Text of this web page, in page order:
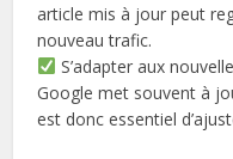
article mis à jour peut
nouveau trafic.
S’adapter aux
Google met souvent à
est donc essentiel